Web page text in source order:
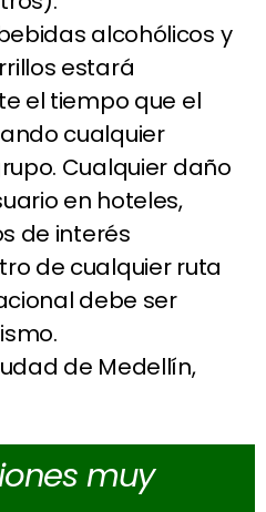
alcohólicos y
estará
el tiempo que el
cualquier
Cualquier daño
en hoteles,
de interés
de cualquier ruta
debe ser
de Medellín,
muy